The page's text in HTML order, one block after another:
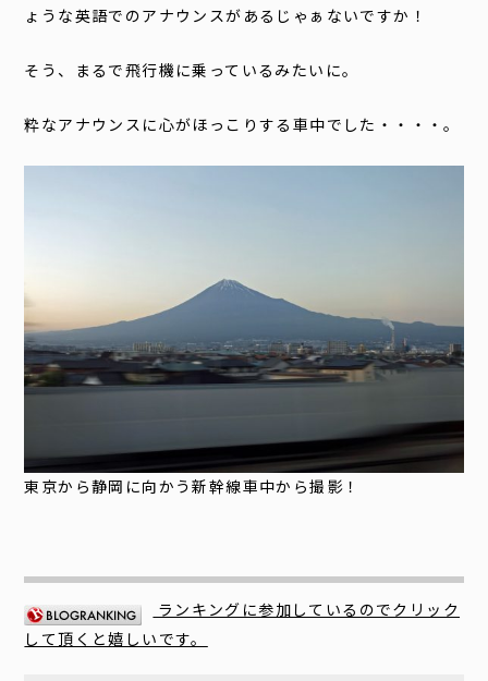
ょうな英語でのアナウンスがあるじゃぁないですか！
そう、まるで飛行機に乗っているみたいに。
粋なアナウンスに心がほっこりする車中でした・・・・。
東京から静岡に向かう新幹線車中から撮影！
ランキングに参加しているのでクリック
して頂くと嬉しいです。